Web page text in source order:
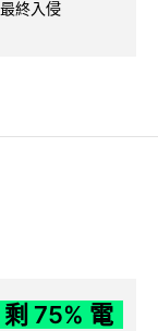
終入侵
75% 電